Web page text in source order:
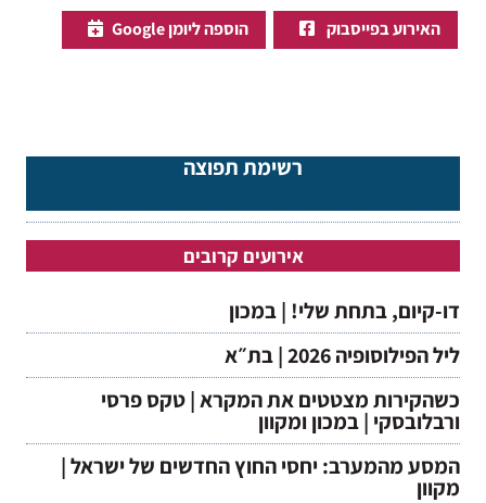
אירועים קרובים
דו-קיום, בתחת שלי! | במכון
ליל הפילוסופיה 2026 | בת״א
כשהקירות מצטטים את המקרא | טקס פרסי
ורבלובסקי | במכון ומקוון
המסע מהמערב: יחסי החוץ החדשים של ישראל |
מקוון
רשימת תפוצה
האירוע בפייסבוק הוספה ליומן Google